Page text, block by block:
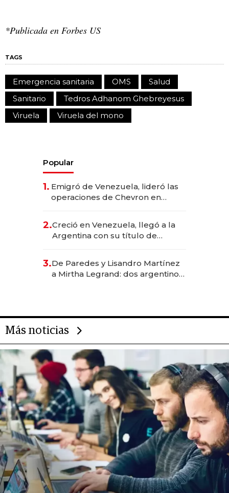
*Publicada en Forbes US
TAGS
Emergencia sanitaria OMS
Salud
Sanitario
Tedros Adhanom Ghebreyesus
Viruela
Viruela del mono
Popular
1. Emigró de Venezuela, lideró las
operaciones de Chevron en
2.Creció en Venezuela, llegó a la
Argentina con su título de
las marcas "fast premium"
3.De Paredes y Lisandro Martínez
a Mirtha Legrand: dos argentinos
Más noticias